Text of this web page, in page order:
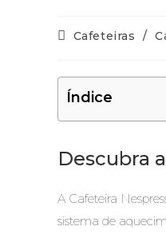
Cafeteiras /
Índice
Descubra
A Cafeteira
sistema de